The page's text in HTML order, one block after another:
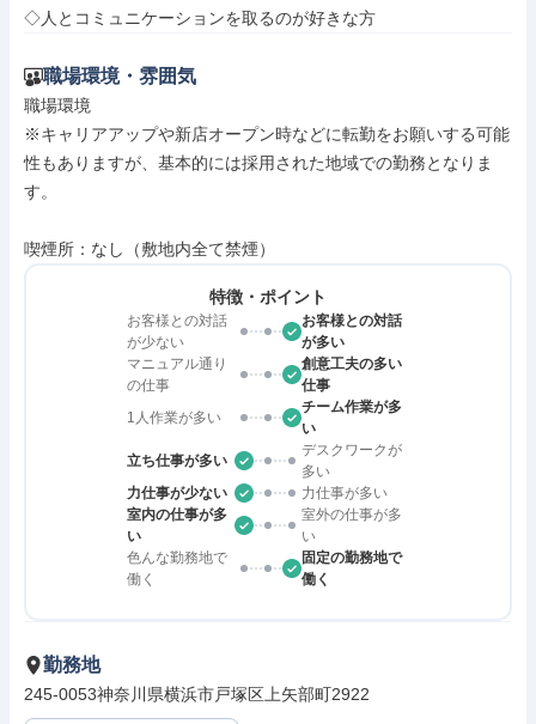
◇人とコミュニケーションを取るのが好きな方
職場環境・雰囲気
職場環境
※キャリアアップや新店オープン時などに転勤をお願いする可能
性もありますが、基本的には採用された地域での勤務となりま
す。
喫煙所：なし（敷地内全て禁煙）
特徴・ポイント
お客様との対話
が少ない
お客様との対話
が多い
マニュアル通り
の仕事
創意工夫の多い
仕事
1人作業が多い
チーム作業が多
い
立ち仕事が多い
デスクワークが
多い
力仕事が少ない
力仕事が多い
室内の仕事が多
い
室外の仕事が多
い
色んな勤務地で
働く
固定の勤務地で
働く
勤務地
245-0053神奈川県横浜市戸塚区上矢部町2922